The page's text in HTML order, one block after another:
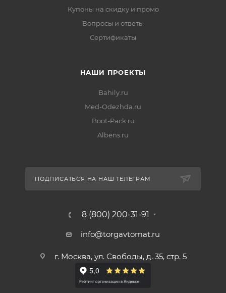
Купоны на скидку и промо
Вопросы и ответы
Сертификаты
НАШИ ПРОЕКТЫ
Bahily.ru
Med-Odezhda.ru
Boot-Pack.ru
Albens.ru
ПОДПИСАТЬСЯ НА НАШ ТЕЛЕГРАМ
8 (800) 200-31-91
info@torgavtomat.ru
г. Москва, ул. Свободы, д. 35, стр. 5